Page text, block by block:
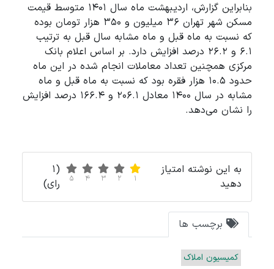
بنابراین گزارش، اردیبهشت ماه سال ۱۴۰۱ متوسط قیمت
مسکن شهر تهران ۳۶ میلیون و ۳۵۰ هزار تومان بوده
که نسبت به ماه قبل و ماه مشابه سال قبل به ترتیب
۶.۱ و ۲۶.۲ درصد افزایش دارد. بر اساس اعلام بانک
مرکزی همچنین تعداد معاملات انجام شده در این ماه
حدود ۱۰.۵ هزار فقره بود که نسبت به ماه قبل و ماه
مشابه در سال ۱۴۰۰ معادل ۲۰۶.۱ و ۱۶۶.۴ درصد افزایش
را نشان می‌دهد.
به این نوشته امتیاز
دهید
1
2
3
4
5
(1
رای)
برچسب ها
کمیسیون املاک